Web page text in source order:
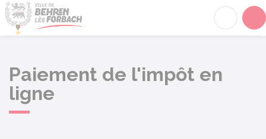
Paiement de l'impôt en
ligne